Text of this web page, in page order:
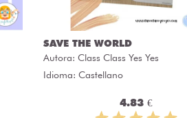
SAVE THE WORLD
Autora: Class Class Yes Yes
Idioma: Castellano
4.83 €